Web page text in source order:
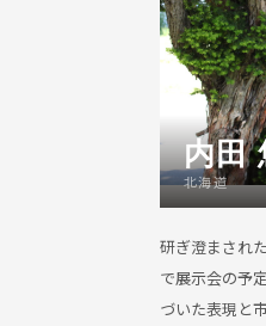
内田
北海道
研ぎ澄まされ
で展示会の予
づいた表現と